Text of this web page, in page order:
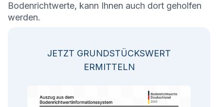
Bodenrichtwerte, kann Ihnen auch dort geholfen
werden.
JETZT GRUNDSTÜCKSWERT
ERMITTELN